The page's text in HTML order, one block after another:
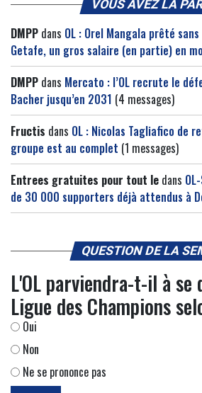
VOUS AVEZ LA
DMPP dans OL : Orel Mangala prêté
Getafe, un gros salaire (en partie) en
DMPP dans Mercato : l’OL recrute le
Bacher jusqu’en 2031 (4 messages)
Fructis dans OL : Nicolas Tagliafico de
groupe est au complet (1 messages)
Entrees gratuites pour tout le dans
de 30 000 supporters déjà attendus à
QUESTION DE LA
L'OL parviendra-t-il à se
Ligue des Champions
Oui
Non
Ne se prononce pas